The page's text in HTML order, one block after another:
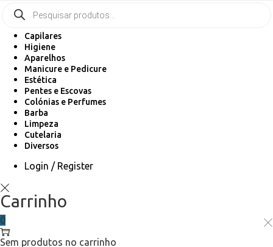
Capilares
Higiene
Aparelhos
Manicure e Pedicure
Estética
Pentes e Escovas
Colónias e Perfumes
Barba
Limpeza
Cutelaria
Diversos
Login / Register
Carrinho
0
Sem produtos no carrinho